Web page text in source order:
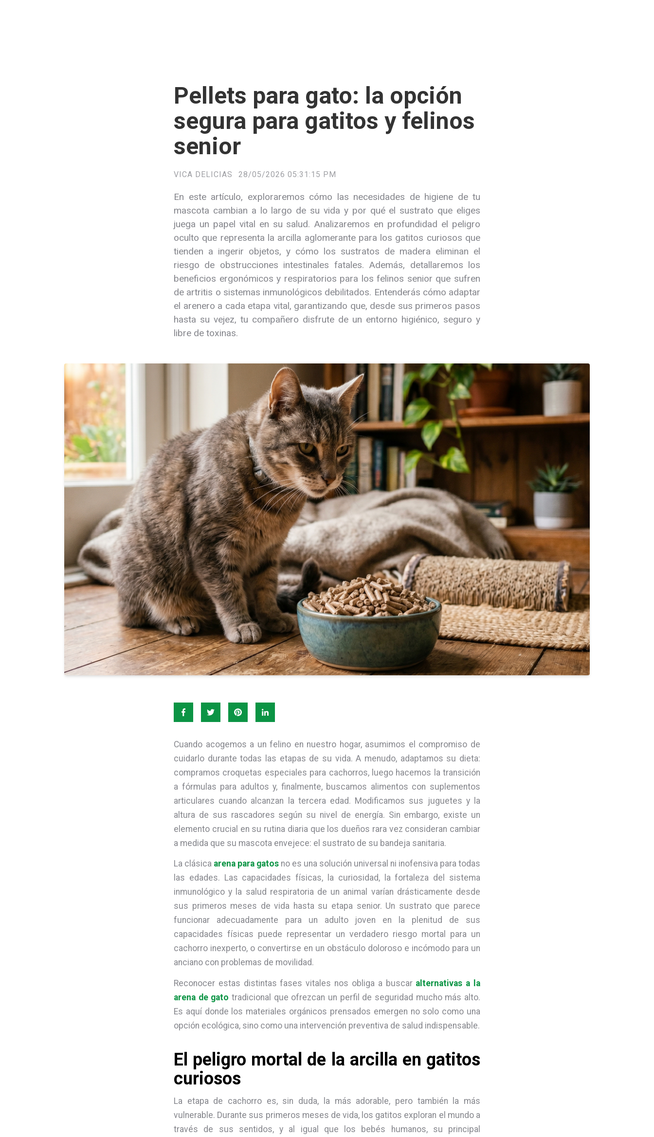
Pellets para gato: la opción
segura para gatitos y felinos
senior
VICA DELICIAS 28/05/2026 05:31:15 PM
En este artículo, exploraremos cómo las necesidades de higiene de tu
mascota cambian a lo largo de su vida y por qué el sustrato que eliges
juega un papel vital en su salud. Analizaremos en profundidad el peligro
oculto que representa la arcilla aglomerante para los gatitos curiosos que
tienden a ingerir objetos, y cómo los sustratos de madera eliminan el
riesgo de obstrucciones intestinales fatales. Además, detallaremos los
beneficios ergonómicos y respiratorios para los felinos senior que sufren
de artritis o sistemas inmunológicos debilitados. Entenderás cómo adaptar
el arenero a cada etapa vital, garantizando que, desde sus primeros pasos
hasta su vejez, tu compañero disfrute de un entorno higiénico, seguro y
libre de toxinas.
Cuando acogemos a un felino en nuestro hogar, asumimos el compromiso de
cuidarlo durante todas las etapas de su vida. A menudo, adaptamos su dieta:
compramos croquetas especiales para cachorros, luego hacemos la transición
a fórmulas para adultos y, finalmente, buscamos alimentos con suplementos
articulares cuando alcanzan la tercera edad. Modificamos sus juguetes y la
altura de sus rascadores según su nivel de energía. Sin embargo, existe un
elemento crucial en su rutina diaria que los dueños rara vez consideran cambiar
a medida que su mascota envejece: el sustrato de su bandeja sanitaria.
La clásica arena para gatos no es una solución universal ni inofensiva para todas
las edades. Las capacidades físicas, la curiosidad, la fortaleza del sistema
inmunológico y la salud respiratoria de un animal varían drásticamente desde
sus primeros meses de vida hasta su etapa senior. Un sustrato que parece
funcionar adecuadamente para un adulto joven en la plenitud de sus
capacidades físicas puede representar un verdadero riesgo mortal para un
cachorro inexperto, o convertirse en un obstáculo doloroso e incómodo para un
anciano con problemas de movilidad.
Reconocer estas distintas fases vitales nos obliga a buscar alternativas a la
arena de gato tradicional que ofrezcan un perfil de seguridad mucho más alto.
Es aquí donde los materiales orgánicos prensados emergen no solo como una
opción ecológica, sino como una intervención preventiva de salud indispensable.
El peligro mortal de la arcilla en gatitos
curiosos
La etapa de cachorro es, sin duda, la más adorable, pero también la más
vulnerable. Durante sus primeros meses de vida, los gatitos exploran el mundo a
través de sus sentidos, y al igual que los bebés humanos, su principal